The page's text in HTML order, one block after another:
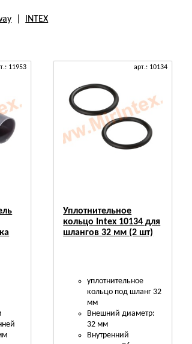
INTEX
11953 арт.: 10134
Уплотнительное
кольцо Intex 10134 для
шлангов 32 мм (2 шт)
уплотнительное
кольцо под шланг 32
мм
Внешний диаметр:
32 мм
Внутренний